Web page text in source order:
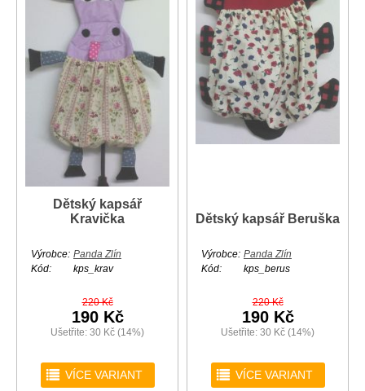
Dětský kapsář
Kravička
Výrobce: Panda Zlín
Kód:
kps_krav
220 Kč
190 Kč
Ušetřite: 30 Kč (14%)
r VÍCE VARIANT
Dětský kapsář Beruška
Výrobce: Panda Zlín
Kód:
kps_berus
220 Kč
190 Kč
Ušetřite: 30 Kč (14%)
r VÍCE VARIANT